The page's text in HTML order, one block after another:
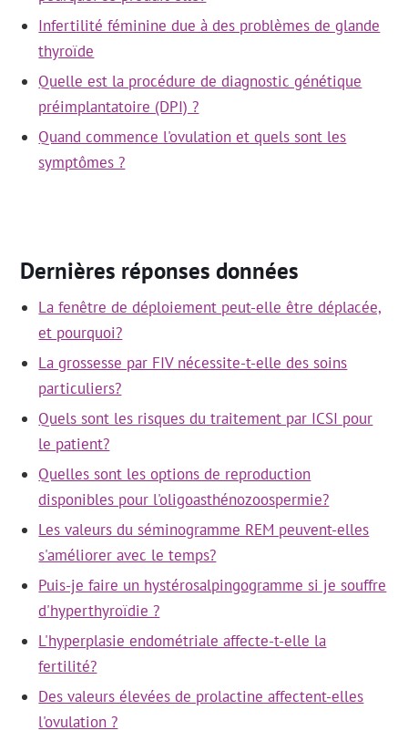
Infertilité féminine due à des problèmes de glande
thyroïde
Quelle est la procédure de diagnostic génétique
préimplantatoire (DPI) ?
Quand commence l'ovulation et quels sont les
symptômes ?
Dernières réponses données
La fenêtre de déploiement peut-elle être déplacée,
et pourquoi?
La grossesse par FIV nécessite-t-elle des soins
particuliers?
Quels sont les risques du traitement par ICSI pour
le patient?
Quelles sont les options de reproduction
disponibles pour l'oligoasthénozoospermie?
Les valeurs du séminogramme REM peuvent-elles
s'améliorer avec le temps?
Puis-je faire un hystérosalpingogramme si je souffre
d'hyperthyroïdie ?
L'hyperplasie endométriale affecte-t-elle la
fertilité?
Des valeurs élevées de prolactine affectent-elles
l'ovulation ?